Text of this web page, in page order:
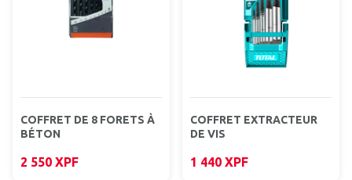
COFFRET DE 8 FORETS À
BÉTON
2 550 XPF
COFFRET EXTRACTEUR
DE VIS
1 440XPF